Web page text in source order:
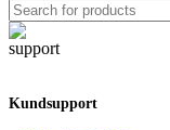
Kundsupport